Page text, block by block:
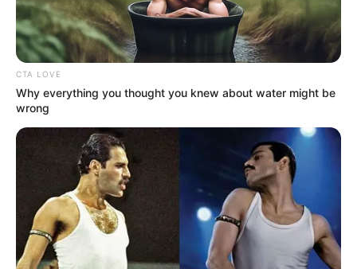
jelenleg a legalkalmasabb vezető a béke és a
biztonság megőrzésére. Az énekes az utóbbi
napokban nemcsak egy politikai rendezvényen való
fellépése miatt került a figyelem középpontjába,
hanem azért is, mert Hajdú Péter műsorában
meglepően nyíltan vallott a világ eseményeiről, a
családjáért érzett aggodalmáról, valamint saját
politikai véleményéről.
Pápai Joci március 15-én először vett részt politikai
rendezvényen fellépőként: a Békemeneten
Curtisszel, Radics Gigivel, Pataky Attilával, Dér
CTA LOVE
Why everything you thought you knew about water might be
wrong